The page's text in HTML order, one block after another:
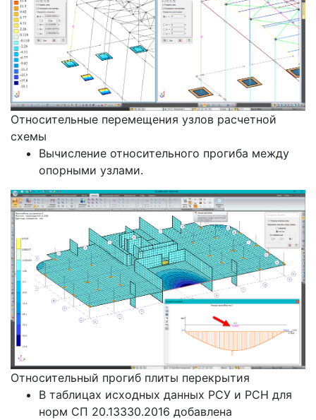
Относительные перемещения узлов расчетной
схемы
Вычисление относительного прогиба между
опорными узлами.
Относительный прогиб плиты перекрытия
В таблицах исходных данных РСУ и РСН для
норм СП 20.13330.2016 добавлена